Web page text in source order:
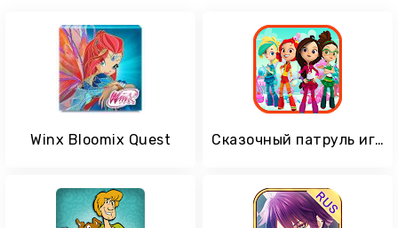
Winx Bloomix Quest Сказочный патруль игра